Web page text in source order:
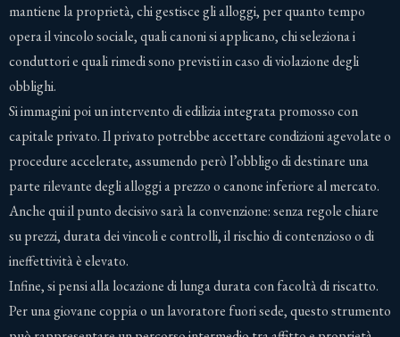
mantiene la proprietà, chi gestisce gli alloggi, per quanto tempo
opera il vincolo sociale, quali canoni si applicano, chi seleziona i
conduttori e quali rimedi sono previsti in caso di violazione degli
obblighi.
Si immagini poi un intervento di edilizia integrata promosso con
capitale privato. Il privato potrebbe accettare condizioni agevolate o
procedure accelerate, assumendo però l’obbligo di destinare una
parte rilevante degli alloggi a prezzo o canone inferiore al mercato.
Anche qui il punto decisivo sarà la convenzione: senza regole chiare
su prezzi, durata dei vincoli e controlli, il rischio di contenzioso o di
ineffettività è elevato.
Infine, si pensi alla locazione di lunga durata con facoltà di riscatto.
Per una giovane coppia o un lavoratore fuori sede, questo strumento